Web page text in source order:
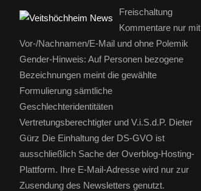
Freischaltung
Kommentare nur mit
Vor-/Nachnamen/E-Mail und ohne Polemik
Gender-Hinweis: Auf Personen bezogene
Bezeichnungen meint die gewählte
Formulierung sämtliche
Geschlechteridentitäten
Vertretungsberechtigter und V.i.S.d.P. Dieter
Gürz Die Einhaltung der DS-GVO ist
ausschließlich Sache der Overblog-Hosting-
Plattform. Ihre E-Mail-Adresse wird nur zur
Zusendung des Newsletters genutzt.